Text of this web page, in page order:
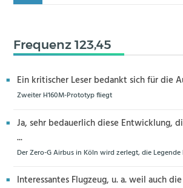
Frequenz 123,45
Ein kritischer Leser bedankt sich für die
Zweiter H160M-Prototyp fliegt
Ja, sehr bedauerlich diese Entwicklung,
...
Der Zero-G Airbus in Köln wird zerlegt, die
Interessantes Flugzeug, u. a. weil auch